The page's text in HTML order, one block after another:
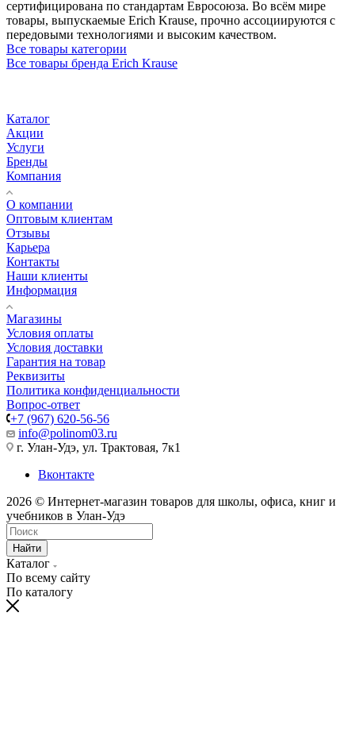
сертифицирована по стандартам Евросоюза. Во всём мире
товары, выпускаемые Erich Krause, прочно ассоциируются с
передовыми технологиями и высоким качеством.
Все товары категории
Все товары бренда Erich Krause
Каталог
Акции
Услуги
Бренды
Компания
О компании
Оптовым клиентам
Отзывы
Карьера
Контакты
Наши клиенты
Информация
Магазины
Условия оплаты
Условия доставки
Гарантия на товар
Реквизиты
Политика конфиденциальности
Вопрос-ответ
+7 (967) 620-56-56
info@polinom03.ru
г. Улан-Удэ, ул. Трактовая, 7к1
Вконтакте
2026 © Интернет-магазин товаров для школы, офиса, книг и
учебников в Улан-Удэ
Найти
Каталог
По всему сайту
По каталогу